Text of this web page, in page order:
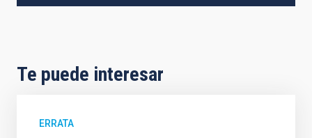
Te puede interesar
ERRATA